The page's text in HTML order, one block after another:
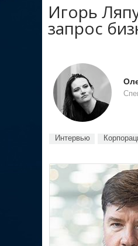
Игорь
запрос
Интервью